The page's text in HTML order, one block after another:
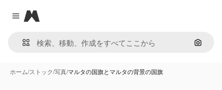
Close menu
Magnific
画像で
ホーム/ストック/写真/マルタの国旗とマルタの背景の国旗